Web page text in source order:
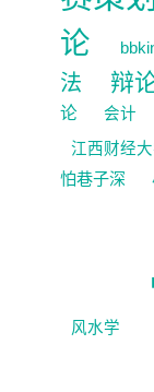
论
法
辩
论
会计
江西财经
怕巷子深
风水学